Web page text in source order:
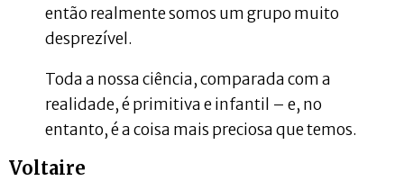
então realmente somos um grupo muito
desprezível.
Toda a nossa ciência, comparada com a
realidade, é primitiva e infantil – e, no
entanto, é a coisa mais preciosa que temos.
Voltaire